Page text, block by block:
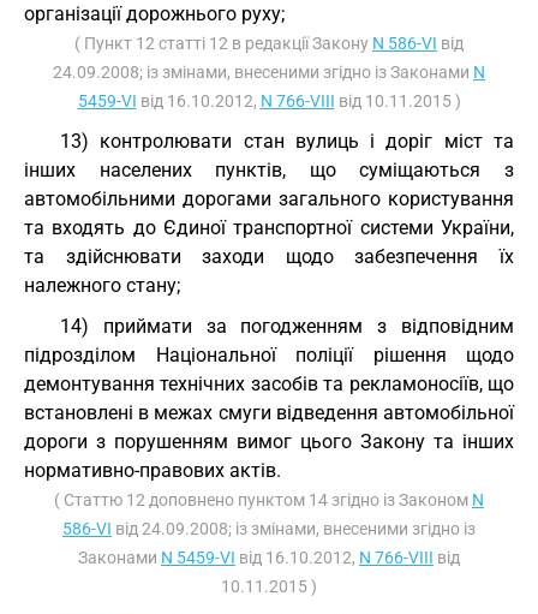
організації дорожнього руху;
( Пункт 12 статті 12 в редакції Закону N 586-VI від
24.09.2008; із змінами, внесеними згідно із Законами N
5459-VI від 16.10.2012, N 766-VIII від 10.11.2015 )
13) контролювати стан вулиць і доріг міст та
інших населених пунктів, що суміщаються з
автомобільними дорогами загального користування
та входять до Єдиної транспортної системи України,
та здійснювати заходи щодо забезпечення їх
належного стану;
14) приймати за погодженням з відповідним
підрозділом Національної поліції рішення щодо
демонтування технічних засобів та рекламоносіїв, що
встановлені в межах смуги відведення автомобільної
дороги з порушенням вимог цього Закону та інших
нормативно-правових актів.
( Статтю 12 доповнено пунктом 14 згідно із Законом N
586-VI від 24.09.2008; із змінами, внесеними згідно із
Законами N 5459-VI від 16.10.2012, N 766-VIII від
10.11.2015 )